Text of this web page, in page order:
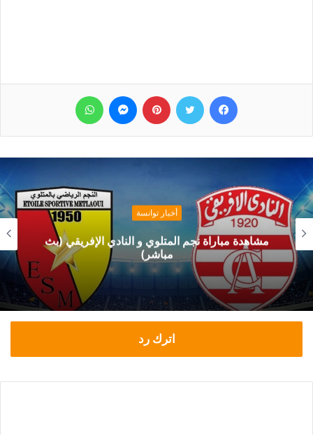
فيسبوك تويتر بينتيريست ماسنجر
أخبار توانسة
مشاهدة مباراة نجم المتلوي و النادي الإفريقي (بث
مباشر)
اترك رد